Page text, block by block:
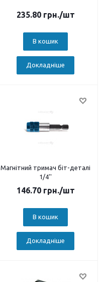
235.80грн./шт
В кошик
Докладніше
Магнітний тримач біт-деталі
1/4''
146.70грн./шт
В кошик
Докладніше